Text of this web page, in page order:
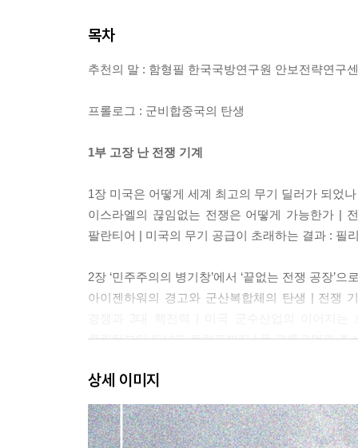
목차
추천의 말 : 함형필 한국국방연구원 안보전략연구
프롤로그 : 군비합중국의 탄생
1부 고장 난 전쟁 기계
1장 미국은 어떻게 세계 최고의 무기 딜러가 되었나
이스라엘의 끊임없는 전쟁은 어떻게 가능한가 |
팔란티어 | 미국의 무기 공급이 초래하는 결과 : 필
2장 ‘민주주의의 병기창’에서 ‘끝없는 전쟁 공장’으
아이젠하워의 경고와 군산복합체의 탄생 | 전쟁
클린턴부터 도널드 트럼프까지 | 폴 크루그먼과 조
3장 아마겟돈 속 폭리 취득자들
대륙간탄도미사일의 존재 이유 : 일자리, 이익, 정
논리의 진위 | 전쟁 기계가 사회에 끼치는 영향: 핵
상세 이미지